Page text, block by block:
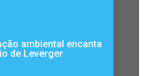
ambiental encanta
de Leverger